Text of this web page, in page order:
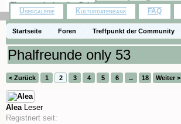
Startseite Foren
Treffpunkt der Community
Orchideenfotos (Phalaenopsis)
Phalfreunde only 53
< Zurück 1 2 3 4 5 6 → 18 Weiter >
Alea Leser
Registriert seit:
Themen mit aktuellen Beiträgen
Usergalerie Kulturdatenbank FAQ